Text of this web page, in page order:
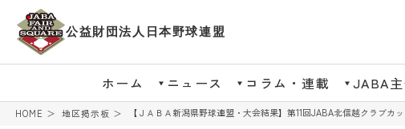
公益財団法人日本野球連盟
ホーム ニュース コラム・連載 JABA
HOME 地区掲示板 【ＪＡＢＡ新潟県野球連盟・大会結果】第11回JABA北信越クラブカ